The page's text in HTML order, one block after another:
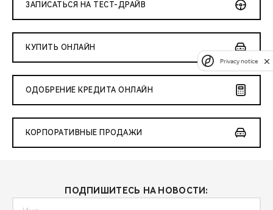
ЗАПИСАТЬСЯ НА ТЕСТ-ДРАЙВ
КУПИТЬ ОНЛАЙН
ОДОБРЕНИЕ КРЕДИТА ОНЛАЙН
КОРПОРАТИВНЫЕ ПРОДАЖИ
ПОДПИШИТЕСЬ НА НОВОСТИ:
Privacy notice